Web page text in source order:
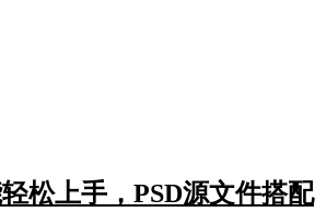
松上手，PSD源文件搭配